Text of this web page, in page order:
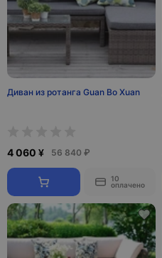
Диван из ротанга Guan Bo Xuan
4 060 ¥ 56 840 ₽
10
оплачено